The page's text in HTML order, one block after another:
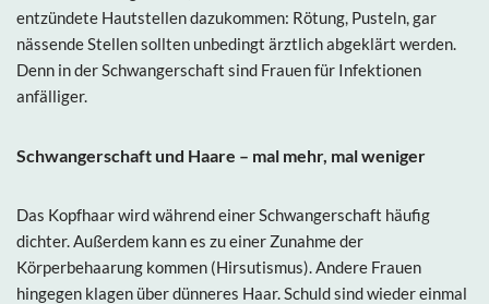
entzündete Hautstellen dazukommen: Rötung, Pusteln, gar
nässende Stellen sollten unbedingt ärztlich abgeklärt werden.
Denn in der Schwangerschaft sind Frauen für Infektionen
anfälliger.
Schwangerschaft und Haare – mal mehr, mal weniger
Das Kopfhaar wird während einer Schwangerschaft häufig
dichter. Außerdem kann es zu einer Zunahme der
Körperbehaarung kommen (Hirsutismus). Andere Frauen
hingegen klagen über dünneres Haar. Schuld sind wieder einmal